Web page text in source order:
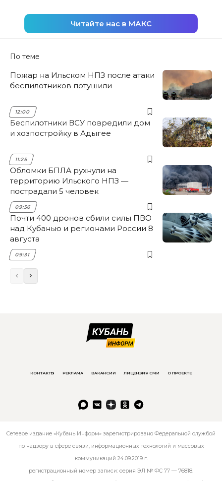
Читайте нас в МАКС
По теме
Пожар на Ильском НПЗ после атаки
беспилотников потушили
12:00
Беспилотники ВСУ повредили дом
и хозпостройку в Адыгее
11:25
Обломки БПЛА рухнули на
территорию Ильского НПЗ —
пострадали 5 человек
09:56
Почти 400 дронов сбили силы ПВО
над Кубанью и регионами России 8
августа
09:31
КОНТАКТЫ РЕКЛАМА ВАКАНСИИ ЛИЦЕНЗИЯ СМИ О ПРОЕКТЕ
Сетевое издание «Кубань Информ» зарегистрировано Федеральной службой
по надзору в сфере связи, информационных технологий и массовых
коммуникаций 24.09.2019 г.
регистрационный номер записи: серия ЭЛ № ФС 77 — 76818.